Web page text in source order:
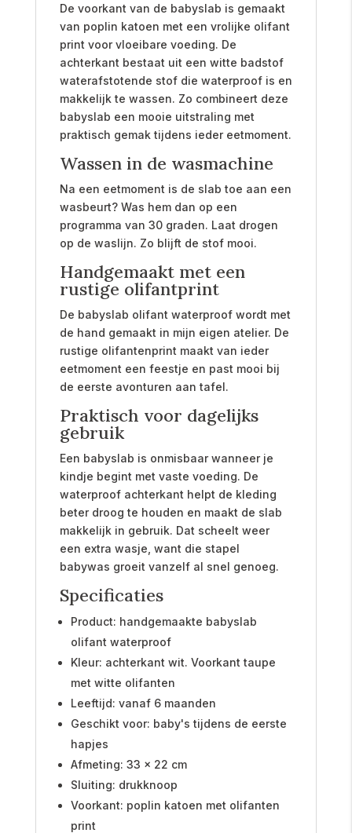
De voorkant van de babyslab is gemaakt
van poplin katoen met een vrolijke olifant
print voor vloeibare voeding. De
achterkant bestaat uit een witte badstof
waterafstotende stof die waterproof is en
makkelijk te wassen. Zo combineert deze
babyslab een mooie uitstraling met
praktisch gemak tijdens ieder eetmoment.
Wassen in de wasmachine
Na een eetmoment is de slab toe aan een
wasbeurt? Was hem dan op een
programma van 30 graden. Laat drogen
op de waslijn. Zo blijft de stof mooi.
Handgemaakt met een
rustige olifantprint
De babyslab olifant waterproof wordt met
de hand gemaakt in mijn eigen atelier. De
rustige olifantenprint maakt van ieder
eetmoment een feestje en past mooi bij
de eerste avonturen aan tafel.
Praktisch voor dagelijks
gebruik
Een babyslab is onmisbaar wanneer je
kindje begint met vaste voeding. De
waterproof achterkant helpt de kleding
beter droog te houden en maakt de slab
makkelijk in gebruik. Dat scheelt weer
een extra wasje, want die stapel
babywas groeit vanzelf al snel genoeg.
Specificaties
Product: handgemaakte babyslab
olifant waterproof
Kleur: achterkant wit. Voorkant taupe
met witte olifanten
Leeftijd: vanaf 6 maanden
Geschikt voor: baby's tijdens de eerste
hapjes
Afmeting: 33 x 22 cm
Sluiting: drukknoop
Voorkant: poplin katoen met olifanten
print